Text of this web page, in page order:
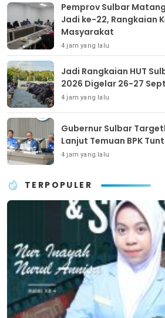
Pemprov Sulbar
Jadi ke-22, Rangkaian
Masyarakat
4 jam yang lalu
Jadi Rangkaian HUT
2026 Digelar 26-27
4 jam yang lalu
Gubernur Sulbar
Lanjut Temuan BPK
4 jam yang lalu
TERPOPULER